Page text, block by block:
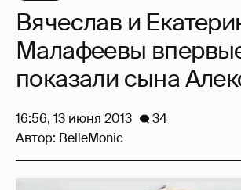
Вячеслав и
Малафеевы
показали сына
16:56, 13 июня 2013
34
Автор: BelleMonic